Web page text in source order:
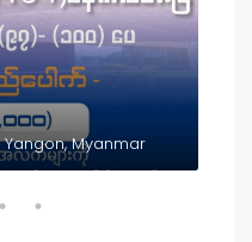
Yangon, Myanmar